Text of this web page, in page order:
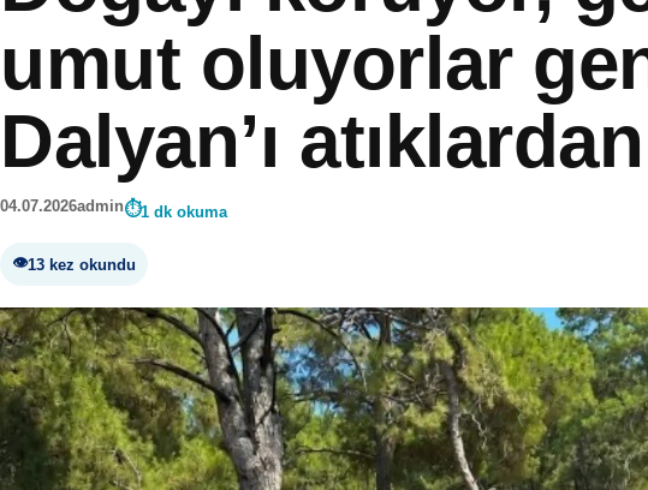
umut oluyorlar
Dalyan’ı
04.07.2026admin 1 dk okuma
13 kez okundu